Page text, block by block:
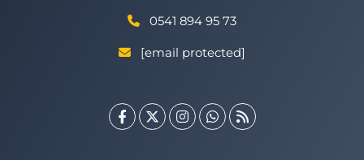
0541 894 95 73
[email protected]